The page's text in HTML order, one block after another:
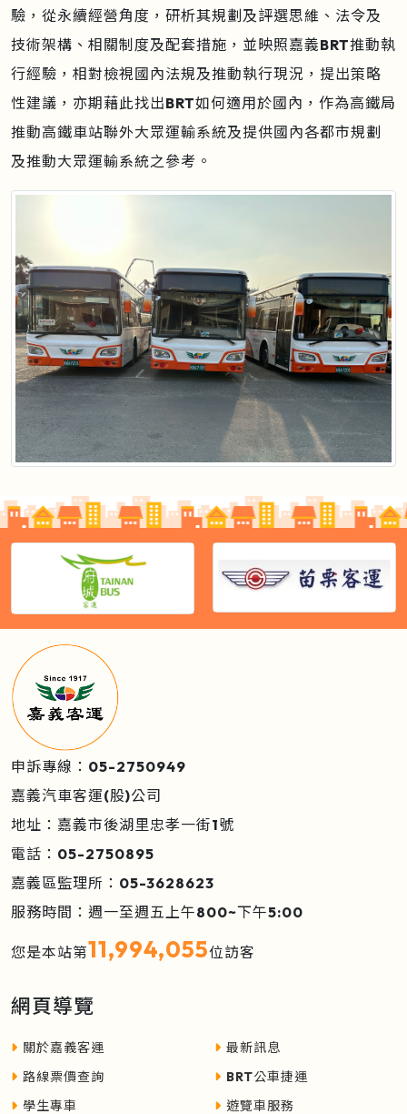
驗，從永續經營角度，研析其規劃及評選思維、法令及
技術架構、相關制度及配套措施，並映照嘉義BRT推動執
行經驗，相對檢視國內法規及推動執行現況，提出策略
性建議，亦期藉此找出BRT如何適用於國內，作為高鐵局
推動高鐵車站聯外大眾運輸系統及提供國內各都市規劃
及推動大眾運輸系統之參考。
申訴專線：05-2750949
嘉義汽車客運(股)公司
地址：嘉義市後湖里忠孝一街1號
電話：05-2750895
嘉義區監理所：05-3628623
服務時間：週一至週五上午800~下午5:00
您是本站第11,994,055位訪客
網頁導覽
關於嘉義客運
最新訊息
路線票價查詢
BRT公車捷運
學生專車
遊覽車服務